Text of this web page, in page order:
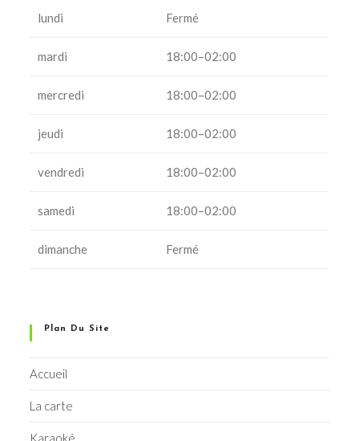
lundi Fermé
mardi 18:00–02:00
mercredi 18:00–02:00
jeudi 18:00–02:00
vendredi 18:00–02:00
samedi 18:00–02:00
dimanche Fermé
Plan Du Site
Accueil
La carte
Karaoké